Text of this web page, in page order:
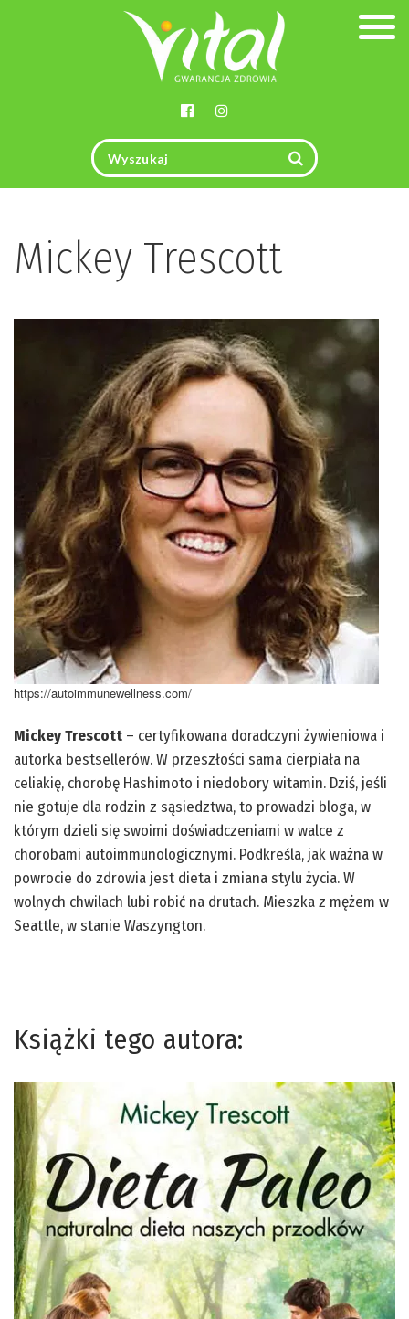
Mickey Trescott
https://autoimmunewellness.com/
Mickey Trescott – certyfikowana doradczyni żywieniowa i
autorka bestsellerów. W przeszłości sama cierpiała na
celiakię, chorobę Hashimoto i niedobory witamin. Dziś, jeśli
nie gotuje dla rodzin z sąsiedztwa, to prowadzi bloga, w
którym dzieli się swoimi doświadczeniami w walce z
chorobami autoimmunologicznymi. Podkreśla, jak ważna w
powrocie do zdrowia jest dieta i zmiana stylu życia. W
wolnych chwilach lubi robić na drutach. Mieszka z mężem w
Seattle, w stanie Waszyngton.
Książki tego autora: